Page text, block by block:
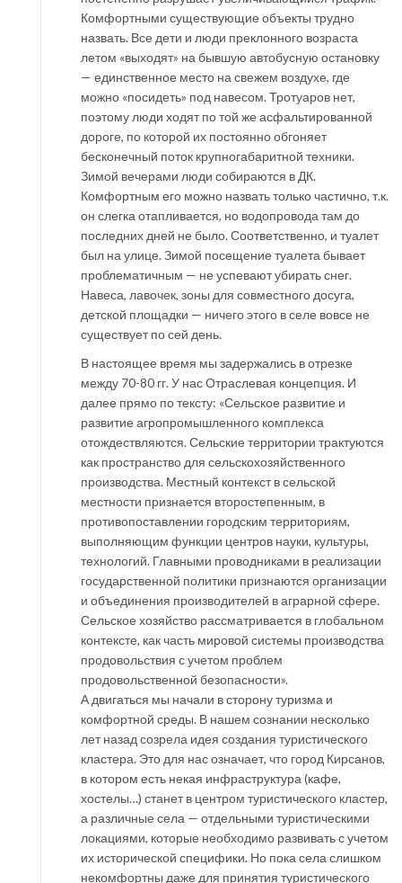
Комфортными существующие объекты трудно
назвать. Все дети и люди преклонного возраста
летом «выходят» на бывшую автобусную остановку
— единственное место на свежем воздухе, где
можно «посидеть» под навесом. Тротуаров нет,
поэтому люди ходят по той же асфальтированной
дороге, по которой их постоянно обгоняет
бесконечный поток крупногабаритной техники.
Зимой вечерами люди собираются в ДК.
Комфортным его можно назвать только частично, т.к.
он слегка отапливается, но водопровода там до
последних дней не было. Соответственно, и туалет
был на улице. Зимой посещение туалета бывает
проблематичным — не успевают убирать снег.
Навеса, лавочек, зоны для совместного досуга,
детской площадки — ничего этого в селе вовсе не
существует по сей день.
В настоящее время мы задержались в отрезке
между 70-80 гг. У нас Отраслевая концепция. И
далее прямо по тексту: «Сельское развитие и
развитие агропромышленного комплекса
отождествляются. Сельские территории трактуются
как пространство для сельскохозяйственного
производства. Местный контекст в сельской
местности признается второстепенным, в
противопоставлении городским территориям,
выполняющим функции центров науки, культуры,
технологий. Главными проводниками в реализации
государственной политики признаются организации
и объединения производителей в аграрной сфере.
Сельское хозяйство рассматривается в глобальном
контексте, как часть мировой системы производства
продовольствия с учетом проблем
продовольственной безопасности».
А двигаться мы начали в сторону туризма и
комфортной среды. В нашем сознании несколько
лет назад созрела идея создания туристического
кластера. Это для нас означает, что город Кирсанов,
в котором есть некая инфраструктура (кафе,
хостелы…) станет в центром туристического кластер,
а различные села — отдельными туристическими
локациями, которые необходимо развивать с учетом
их исторической специфики. Но пока села слишком
некомфортны даже для принятия туристического